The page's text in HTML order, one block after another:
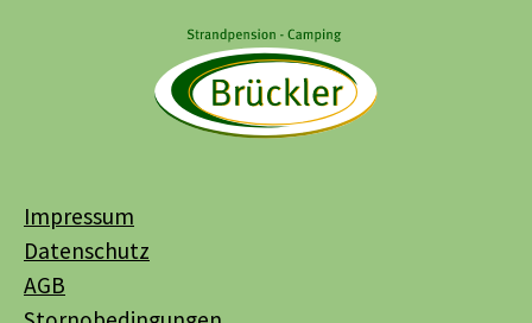
Impressum
Datenschutz
AGB